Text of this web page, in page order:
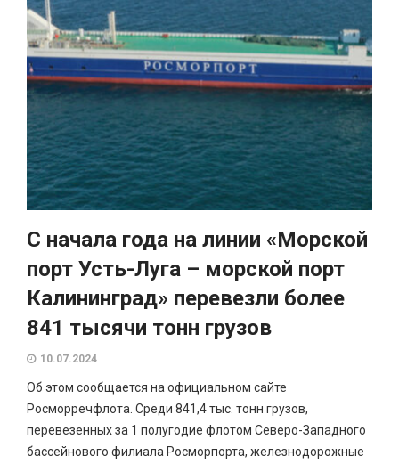
С начала года на линии «Морской
порт Усть-Луга – морской порт
Калининград» перевезли более
841 тысячи тонн грузов
10.07.2024
Об этом сообщается на официальном сайте
Росморречфлота. Среди 841,4 тыс. тонн грузов,
перевезенных за 1 полугодие флотом Северо-Западного
бассейнового филиала Росморпорта, железнодорожные